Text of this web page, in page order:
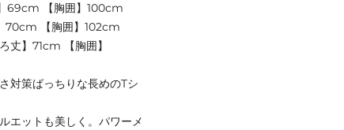
69cm 【胸囲】100cm
70cm 【胸囲】102cm
】71cm 【胸囲】
対策ばっちりな長めのTシ
エットも美しく。パワーメ